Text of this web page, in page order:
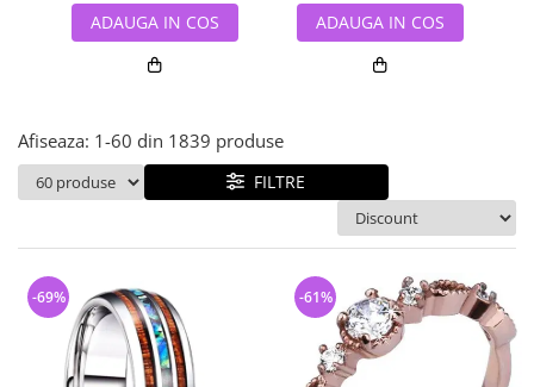
Bijuterii tungsten
Solutii si lavete de curatare
bijuterii argint
ADAUGA IN COS ADAUGA IN COS
Afiseaza: 1-60 din 1839 produse
FILTRE
-69% -61%